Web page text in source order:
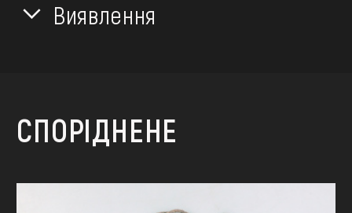
Виявлення
СПОРІДНЕНЕ